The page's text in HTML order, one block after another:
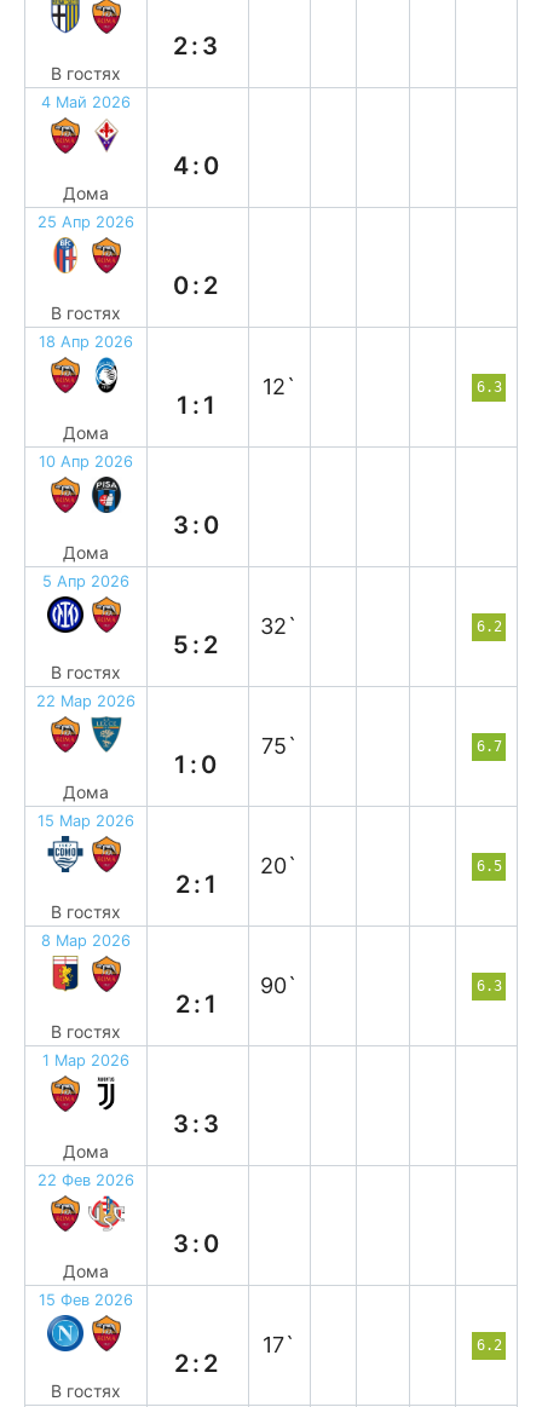
В гостях
2:3
4 Май 2026
Дома
4:0
25 Апр 2026
В гостях
0:2
18 Апр 2026
Дома
1:1
12` 6.3
10 Апр 2026
Дома
3:0
5 Апр 2026
В гостях
5:2
32` 6.2
22 Мар 2026
Дома
1:0
75` 6.7
15 Мар 2026
В гостях
2:1
20` 6.5
8 Мар 2026
В гостях
2:1
90` 6.3
1 Мар 2026
Дома
3:3
22 Фев 2026
Дома
3:0
15 Фев 2026
В гостях
2:2
17` 6.2